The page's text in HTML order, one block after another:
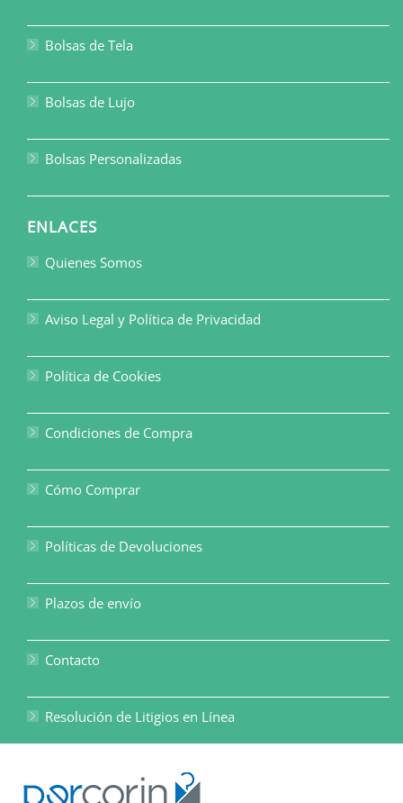
Bolsas de Tela
Bolsas de Lujo
Bolsas Personalizadas
ENLACES
Quienes Somos
Aviso Legal y Política de Privacidad
Política de Cookies
Condiciones de Compra
Cómo Comprar
Políticas de Devoluciones
Plazos de envío
Contacto
Resolución de Litigios en Línea